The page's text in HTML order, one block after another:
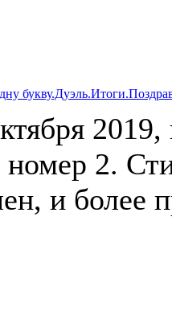
2019,
номер 2.
и более